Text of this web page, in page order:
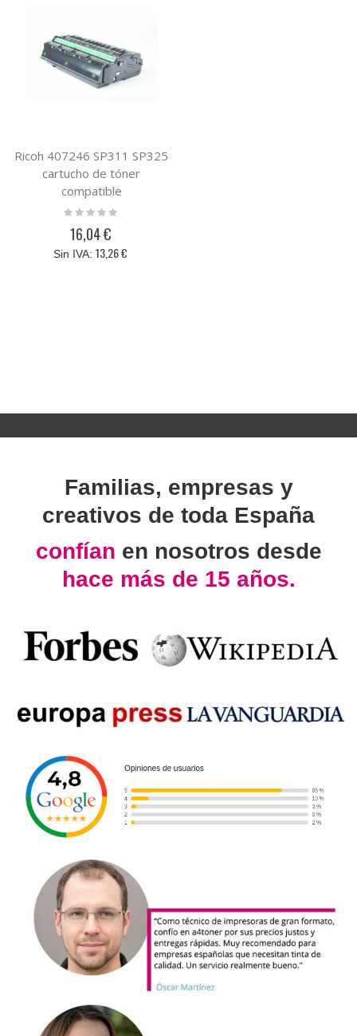
Ricoh 407246 SP311 SP325
cartucho de tóner
compatible
Rating:
16,04 €
13,26 €
Familias, empresas y
creativos de toda España
confían en nosotros desde
hace más de 15 años.